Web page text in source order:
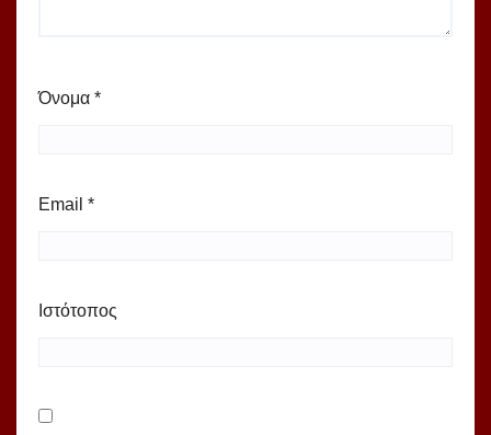
Όνομα *
Email *
Ιστότοπος